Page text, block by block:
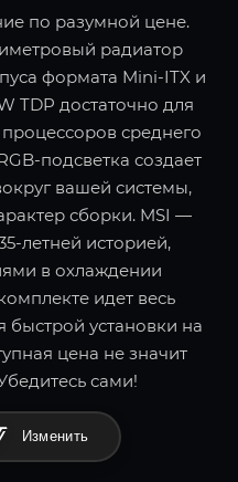
по разумной цене.
радиатор
формата Mini-ITX и
TDP достаточно для
среднего
подсветка создает
вашей системы,
сборки. MSI —
летней историей,
в охлаждении
идет весь
установки на
цена не значит
сами!